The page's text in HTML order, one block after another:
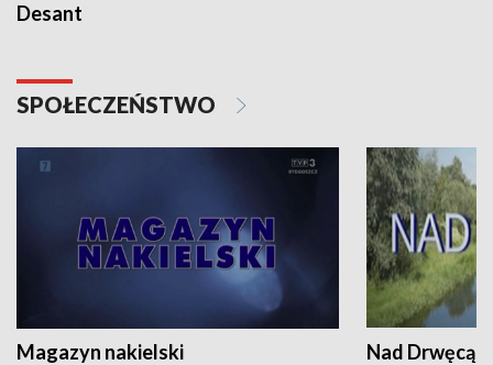
Desant
SPOŁECZEŃSTWO
Magazyn nakielski Nad Drwęcą